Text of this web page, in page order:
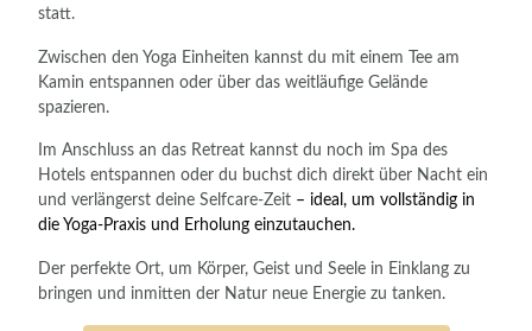
statt.
Zwischen den Yoga Einheiten kannst du mit einem Tee am
Kamin entspannen oder über das weitläufige Gelände
spazieren.
Im Anschluss an das Retreat kannst du noch im Spa des
Hotels entspannen oder du buchst dich direkt über Nacht ein
und verlängerst deine Selfcare-Zeit – ideal, um vollständig in
die Yoga-Praxis und Erholung einzutauchen.
Der perfekte Ort, um Körper, Geist und Seele in Einklang zu
bringen und inmitten der Natur neue Energie zu tanken.